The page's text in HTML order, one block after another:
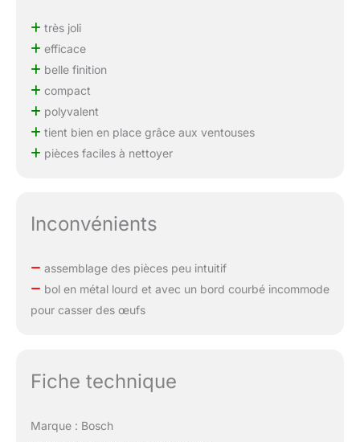
très joli
efficace
belle finition
compact
polyvalent
tient bien en place grâce aux ventouses
pièces faciles à nettoyer
Inconvénients
assemblage des pièces peu intuitif
bol en métal lourd et avec un bord courbé incommode
pour casser des œufs
Fiche technique
Marque : Bosch